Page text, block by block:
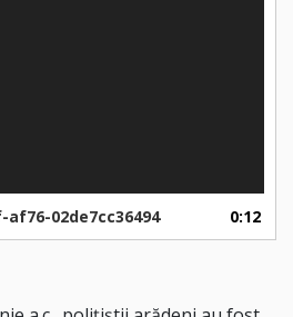
af76-02de7cc36494 0:12